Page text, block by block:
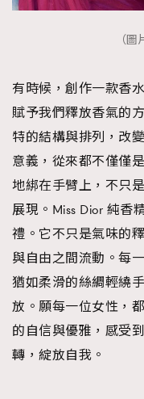
（
有時候，創作一款香
賦予我們釋放香氣的
特的結構與排列，改
意義，從來都不僅僅
地綁在手臂上，不只
展現。Miss Dior 純香
禮。它不只是氣味的
與自由之間流動。每
猶如柔滑的絲綢輕繞
放。願每一位女性，
的自信與優雅，感受
轉，綻放自我。